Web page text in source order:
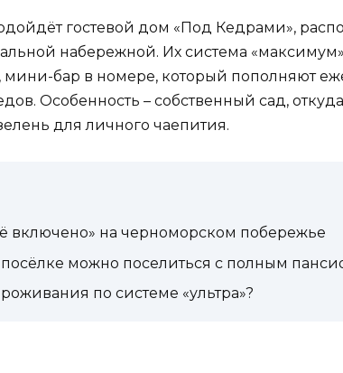
гостевой дом «Под Кедрами»,
набережной. Их система
бар в номере, который пополняют
Особенность – собственный сад,
для личного чаепития.
включено» на черноморском побережье
посёлке можно поселиться с полным
по системе «ультра»?